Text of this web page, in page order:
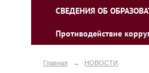
СВЕДЕНИЯ ОБ
Противодействие
Главная → НОВОСТИ